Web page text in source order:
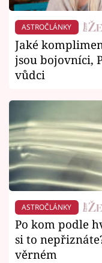
ASTROČLÁNKY
Jaké
jsou bojovníci,
vůdci
ASTROČLÁNKY
Po kom podle
si to
věrném